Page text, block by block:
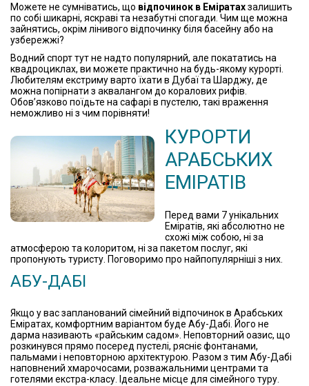
Можете не сумніватись, що відпочинок в Еміратахзалишить
по собі шикарні, яскраві та незабутні спогади. Чим ще можна
зайнятись, окрім лінивого відпочинку біля басейну або на
узбережжі?
Водний спорт тут не надто популярний, але покататись на
квадроциклах, ви можете практично на будь-якому курорті.
Любителям екстриму варто їхати в Дубаї та Шарджу, де
можна попірнати з аквалангом до коралових рифів.
Обов’язково поїдьте на сафарі в пустелю, такі враження
неможливо ні з чим порівняти!
КУРОРТИ
АРАБСЬКИХ
ЕМІРАТІВ
Перед вами 7 унікальних
Еміратів, які абсолютно не
схожі між собою, ні за
атмосферою та колоритом, ні за пакетом послуг, які
пропонують туристу. Поговоримо про найпопулярніші з них.
АБУ-ДАБІ
Якщо у вас запланований сімейний відпочинок в Арабських
Еміратах, комфортним варіантом буде Абу-Дабі. Його не
дарма називають «райським садом». Неповторний оазис, що
розкинувся прямо посеред пустелі, рясніє фонтанами,
пальмами і неповторною архітектурою. Разом з тим Абу-Дабі
наповнений хмарочосами, розважальними центрами та
готелями екстра-класу. Ідеальне місце для сімейного туру.